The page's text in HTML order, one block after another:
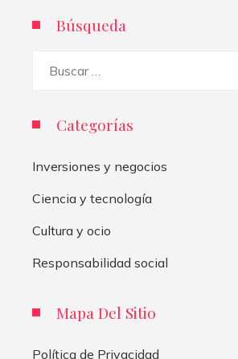
Búsqueda
Categorías
Inversiones y negocios
Ciencia y tecnología
Cultura y ocio
Responsabilidad social
Mapa Del Sitio
Política de Privacidad